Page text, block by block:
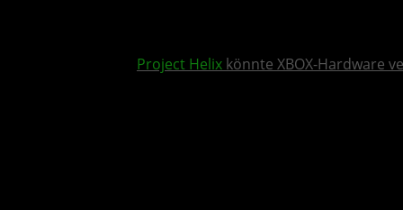
Project Helix könnte XBOX-Hardware